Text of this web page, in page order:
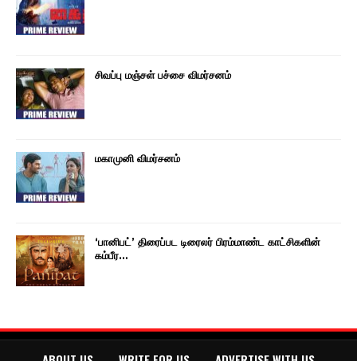
சிவப்பு மஞ்சள் பச்சை விமர்சனம்
மகாமுனி விமர்சனம்
‘பானிபட்’ திரைப்பட டிரைலர் பிரம்மாண்ட காட்சிகளின்
கம்பீர…